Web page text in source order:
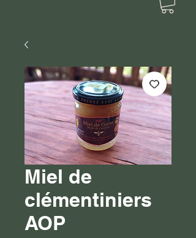
Miel de
clémentiniers
AOP